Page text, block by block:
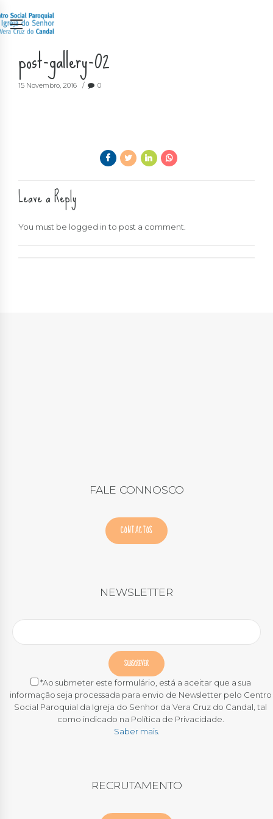
post-gallery-02
15 Novembro, 2016 0
Leave a Reply
You must be logged in to post a comment.
FALE CONNOSCO
CONTACTOS
NEWSLETTER
*Ao submeter este formulário, está a aceitar que a sua
informação seja processada para envio de Newsletter pelo Centro
Social Paroquial da Igreja do Senhor da Vera Cruz do Candal, tal
como indicado na Política de Privacidade.
Saber mais.
RECRUTAMENTO